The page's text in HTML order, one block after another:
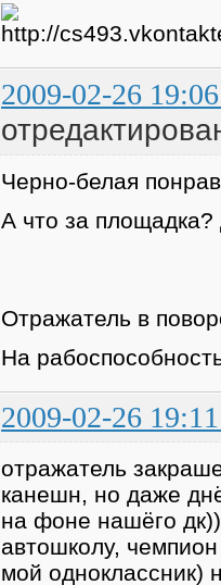
2009-02-26
Черно-белая
А что за
Отражатель в
На
2009-02-26
отражатель
канешн, но даже
на фоне нашёго
автошколу,
мой одноклассник)